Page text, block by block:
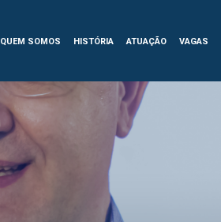
QUEM SOMOS HISTÓRIA ATUAÇÃO VAGAS